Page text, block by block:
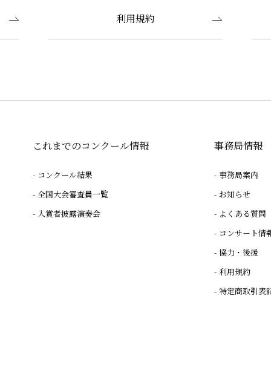
利用規約
これまでのコンクール情報
コンクール結果
全国大会審査員一覧
入賞者披露演奏会
事務局情報
事務局案内
お知らせ
よくある質問
コンサート情
協力・後援
利用規約
特定商取引表